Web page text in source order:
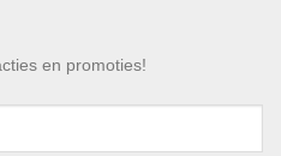
en promoties!